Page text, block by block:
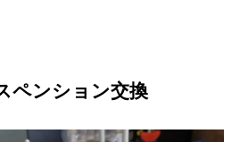
ペンション交換